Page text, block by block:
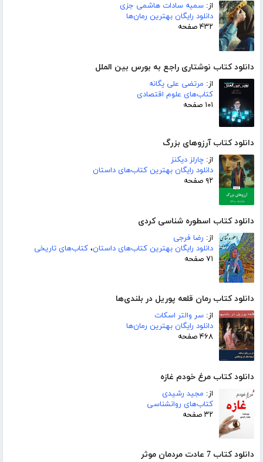
از: سمیه سادات هاشمی جزی
دانلود رایگان بهترین رمان‌ها
۴۳۲ صفحه
دانلود کتاب نوشتاری راجع به بورس بین الملل
از: مرتضی علی یگانه
کتاب‌های علوم اقتصادی
۱۰۱ صفحه
دانلود کتاب آرزوهای بزرگ
از: چارلز دیکنز
دانلود رایگان بهترین کتاب‌های داستان
۹۲ صفحه
دانلود کتاب اسطوره شناسی کردی
از: رضا فرجی
دانلود رایگان بهترین کتاب‌های داستان، کتاب‌های تاریخی
۷۱ صفحه
دانلود کتاب رمان قلعه پوریل در بلندی‌ها
از: سر والتر اسکات
دانلود رایگان بهترین رمان‌ها
۴۶۸ صفحه
دانلود کتاب مرغ خودم غازه
از: مجید رشیدی
کتاب‌های روانشناسی
۳۲ صفحه
دانلود کتاب 7 عادت مردمان موثر